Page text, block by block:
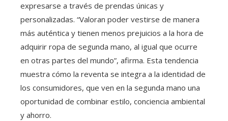
expresarse a través de prendas únicas y
personalizadas. “Valoran poder vestirse de manera
más auténtica y tienen menos prejuicios a la hora de
adquirir ropa de segunda mano, al igual que ocurre
en otras partes del mundo”, afirma. Esta tendencia
muestra cómo la reventa se integra a la identidad de
los consumidores, que ven en la segunda mano una
oportunidad de combinar estilo, conciencia ambiental
y ahorro.